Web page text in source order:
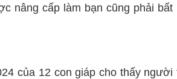
nâng cấp làm bạn cũng phải
của 12 con giáp cho thấy người